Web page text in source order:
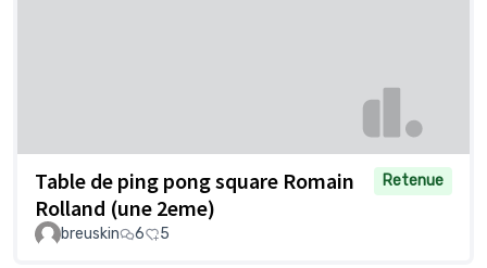
Table de ping pong square Romain
Rolland (une 2eme)
Retenue
breuskin 6 5